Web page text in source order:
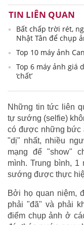
TIN LIÊN QUAN
Bất chấp trời rét,
Nhật Tân để chụp
Top 10 máy ảnh
Top 6 máy ảnh giá
‘chất’
Những tin tức liên
tự sướng (selfie)
có được những bức
"dị" nhất, nhiều
mạng để "show"
mình. Trung bình,
sướng được thực
Bởi họ quan niệm,
phải "đã" và phải
điểm chụp ảnh ở